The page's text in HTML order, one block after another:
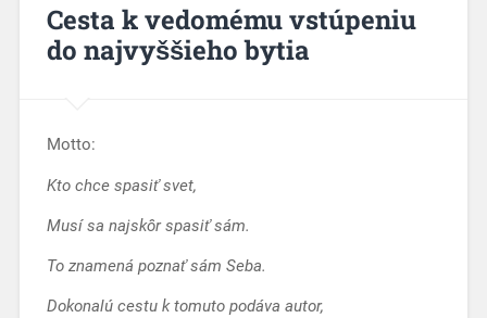
Cesta k vedomému vstúpeniu
do najvyššieho bytia
Motto:
Kto chce spasiť svet,
Musí sa najskôr spasiť sám.
To znamená poznať sám Seba.
Dokonalú cestu k tomuto podáva autor,